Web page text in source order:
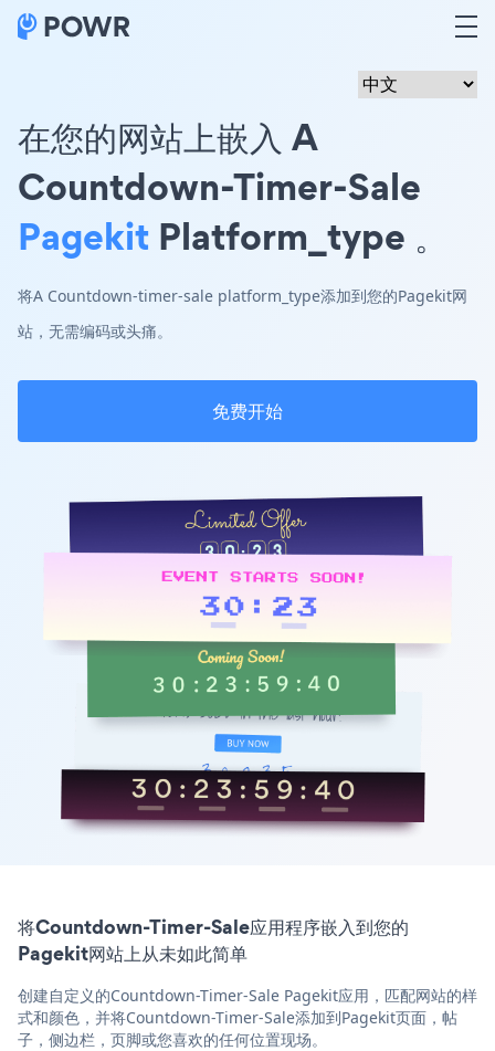
在您的网站上嵌入 A
Countdown-Timer-Sale
Pagekit Platform_type 。
将A Countdown-timer-sale platform_type添加到您的Pagekit网
站，无需编码或头痛。
免费开始
将Countdown-Timer-Sale应用程序嵌入到您的
Pagekit网站上从未如此简单
创建自定义的Countdown-Timer-Sale Pagekit应用，匹配网站的样
式和颜色，并将Countdown-Timer-Sale添加到Pagekit页面，帖
子，侧边栏，页脚或您喜欢的任何位置现场。